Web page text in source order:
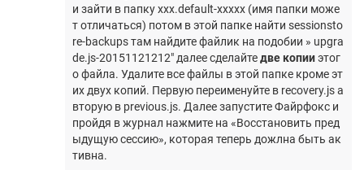
и зайти в папку ххх.default-ххххх (имя папки може
т отличаться) потом в этой папке найти sessionsto
re-backups там найдите файлик на подобии » upgra
de.js-20151121212″ далее сделайтедве копииэтог
о файла. Удалите все файлы в этой папке кроме эт
их двух копий. Первую переименуйте в recovery.js а
вторую в previous.js. Далее запустите Файрфокс и
пройдя в журнал нажмите на «Восстановить пред
ыдущую сессию», которая теперь дожлна быть ак
тивна.